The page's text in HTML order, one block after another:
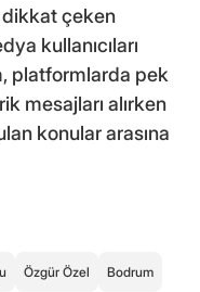
dikkat çeken
kullanıcıları
platformlarda pek
mesajları alırken
konular arasına
Özgür Özel Bodrum